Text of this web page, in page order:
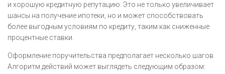
и хорошую кредитную репутацию. Это не только увеличивает
шансы на получение ипотеки, но и может способствовать
более выгодным условиям по кредиту, таким как сниженные
процентные ставки.
Оформление поручительства предполагает несколько шагов.
Алгоритм действий может выглядеть следующим образом: